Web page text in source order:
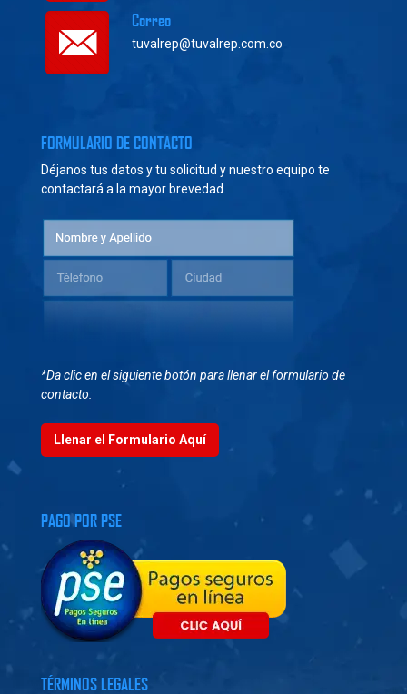
Correo
tuvalrep@tuvalrep.com.co
FORMULARIO DE CONTACTO
Déjanos tus datos y tu solicitud y nuestro equipo te
contactará a la mayor brevedad.
*Da clic en el siguiente botón para llenar el formulario de
contacto:
Llenar el Formulario Aquí
PAGO POR PSE
TÉRMINOS LEGALES